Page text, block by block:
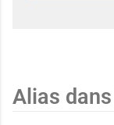
Alias